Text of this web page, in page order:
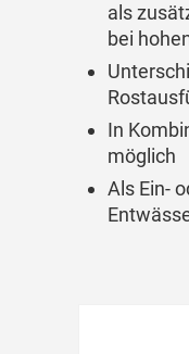
als
bei
In
möglich
Als Ein-